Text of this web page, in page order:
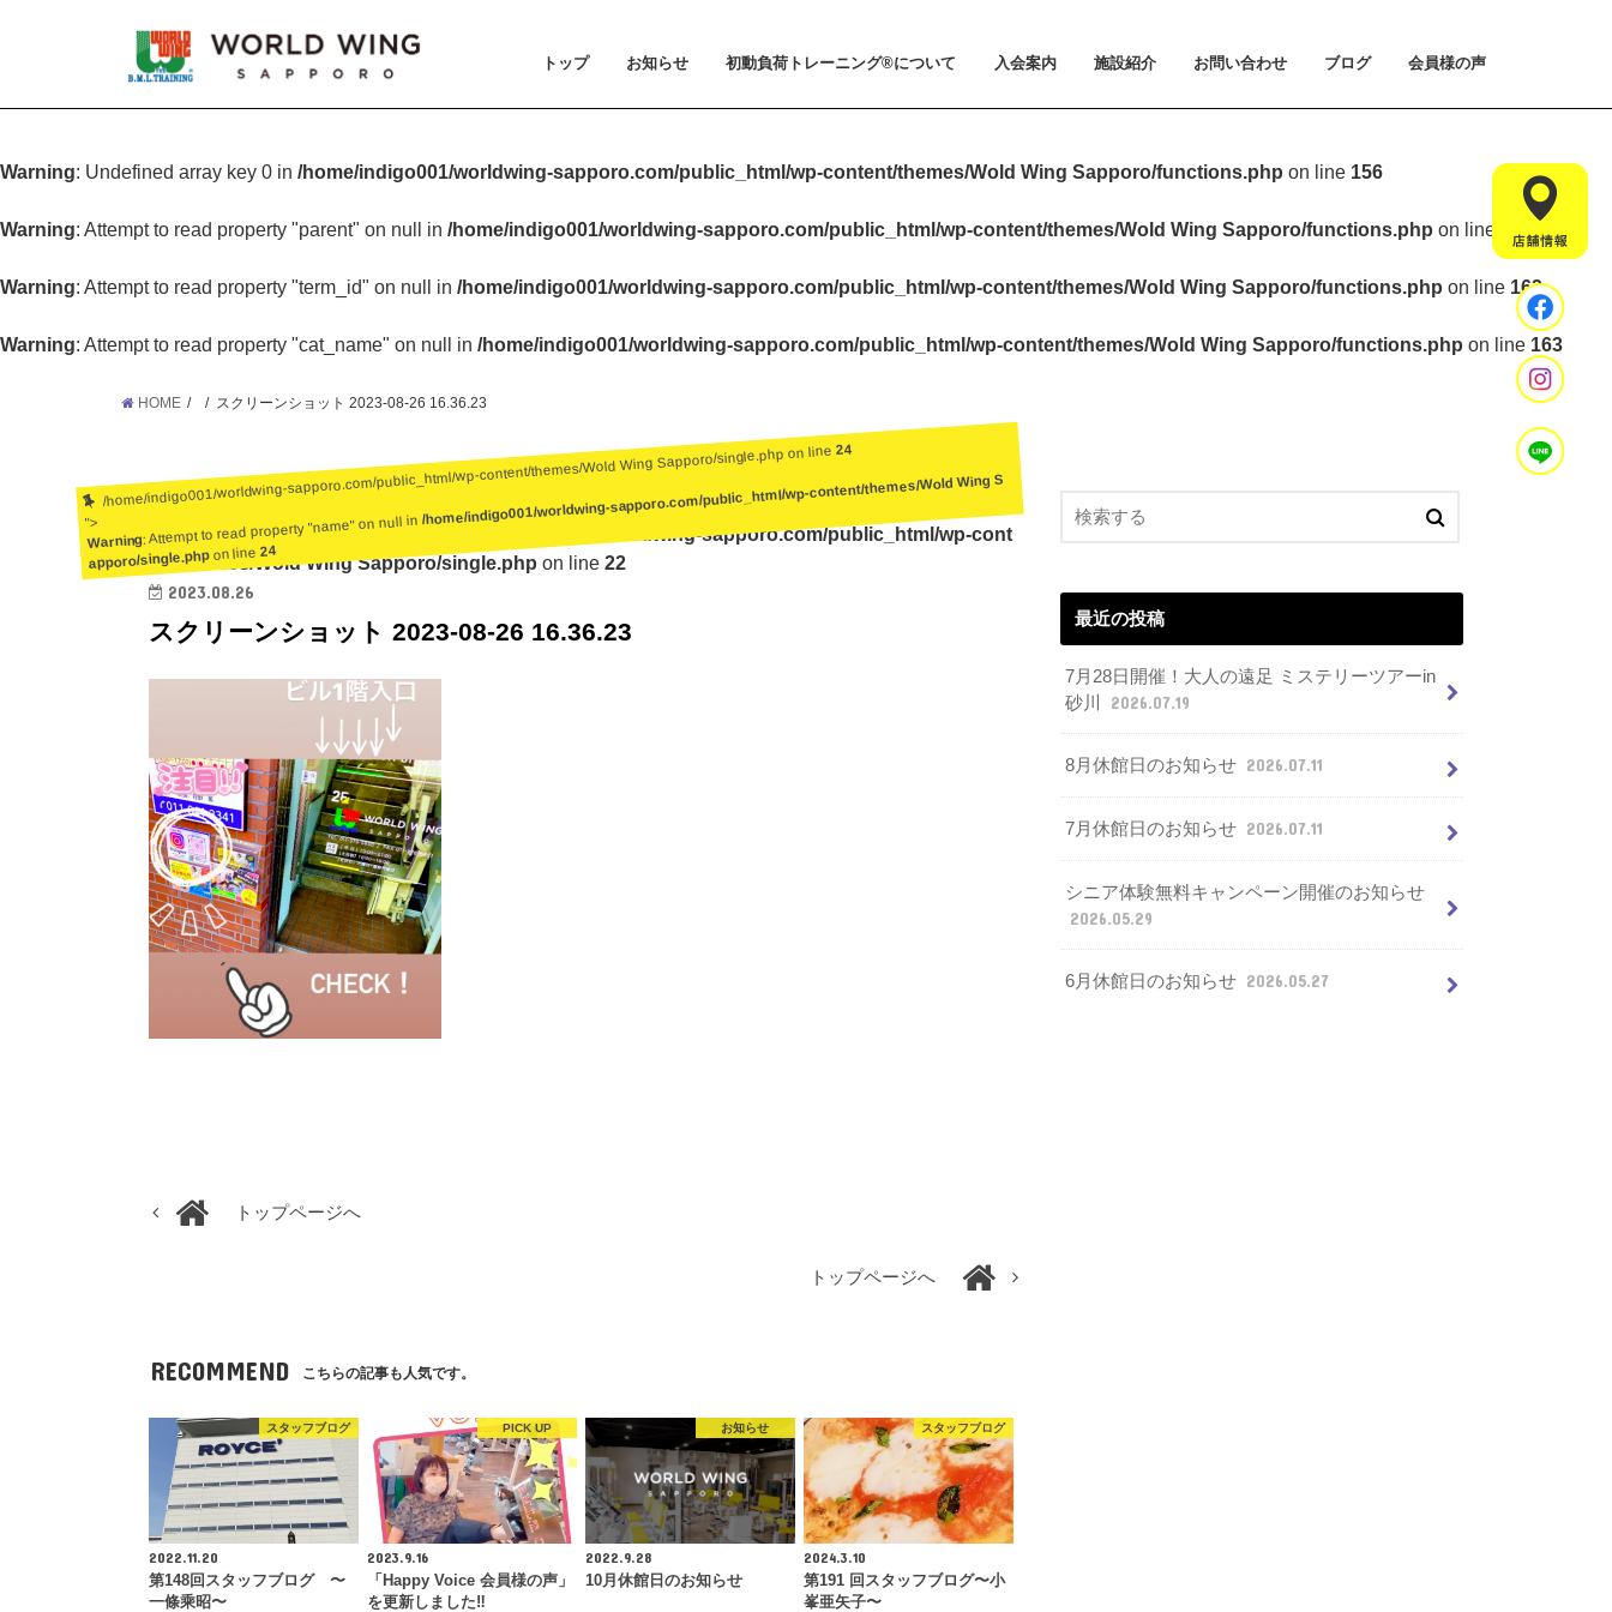
トップ お知らせ
お知らせ
メディア掲載
初動負荷トレーニング®について
初動負荷トレーニング®とは
小山 裕史博士のご紹介
BeMoLo®シューズについて
入会案内
入会案内
料金とお支払い方法について
体験会とトライアルプランについて
ビジター利用のご案内
会員規約
施設紹介
施設紹介
設置マシンのご紹介
アクセス
スタッフ紹介
お問い合わせ
お問い合わせ
入会手続きのご予約
体験会のご予約
見学・相談のご予約
よくあるご質問
ブログ 会員様の声
Warning: Undefined array key 0 in /home/indigo001/worldwing-sapporo.com/public_html/wp-content/themes/Wold Wing Sapporo/functions.php on line 156
Warning: Attempt to read property "parent" on null in /home/indigo001/worldwing-sapporo.com/public_html/wp-content/themes/Wold Wing Sapporo/functions.php on line 157
Warning: Attempt to read property "term_id" on null in /home/indigo001/worldwing-sapporo.com/public_html/wp-content/themes/Wold Wing Sapporo/functions.php on line 163
Warning: Attempt to read property "cat_name" on null in /home/indigo001/worldwing-sapporo.com/public_html/wp-content/themes/Wold Wing Sapporo/functions.php on line 163
HOME スクリーンショット 2023-08-26 16.36.23
Warning: Undefined array key 0 in
/home/indigo001/worldwing-sapporo.com/public_html/wp-cont
ent/themes/Wold Wing Sapporo/single.php on line 22
/home/indigo001/worldwing-sapporo.com/public_html/wp-content/themes/Wold Wing Sapporo/single.php on line24
">
Warning: Attempt to read property "name" on null in
/home/indigo001/worldwing-sapporo.com/public_html/wp-content/themes/Wold Wing S
apporo/single.phpon line24
2023.08.26
スクリーンショット 2023-08-26 16.36.23
トップページへ
トップページへ
RECOMMEND こちらの記事も人気です。
スタッフブログ
2022.11.20
第148回スタッフブログ 〜
一條乘昭〜
PICK UP
2023.9.16
「Happy Voice 会員様の声」
を更新しました‼︎
お知らせ
2022.9.28
10月休館日のお知らせ
スタッフブログ
2024.3.10
第191 回スタッフブログ〜小
峯亜矢子〜
最近の投稿
7月28日開催！大人の遠足 ミステリーツアーin
砂川
2026.07.19
8月休館日のお知らせ 2026.07.11
7月休館日のお知らせ 2026.07.11
シニア体験無料キャンペーン開催のお知らせ
2026.05.29
6月休館日のお知らせ 2026.05.27